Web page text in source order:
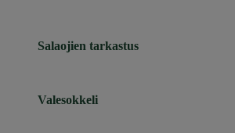
Salaojien tarkastus
Valesokkeli